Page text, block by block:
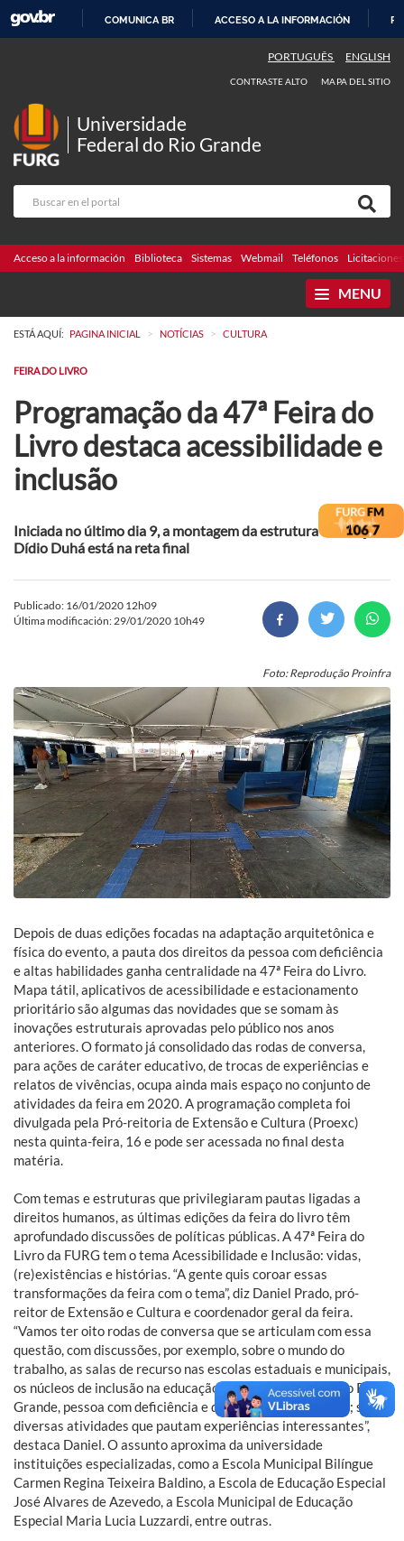
CONTENIDO
COMUNICA BR ACCESO A LA INFORMACIÓN
PORTUGUÊS ENGLISH
CONTRASTE ALTO MAPA DEL SITIO
Universidade
Federal do Rio Grande
Acceso a la información Biblioteca Sistemas Webmail Teléfonos Licitaciones
MENU
ESTÁ AQUÍ: PAGINA INICIAL > NOTÍCIAS > CULTURA
FEIRA DO LIVRO
Programação da 47ª Feira do
Livro destaca acessibilidade e
inclusão
Iniciada no último dia 9, a montagem da estrutura na Praça
Dídio Duhá está na reta final
Publicado: 16/01/2020 12h09
Última modificación: 29/01/2020 10h49
Foto: Reprodução Proinfra
Depois de duas edições focadas na adaptação arquitetônica e
física do evento, a pauta dos direitos da pessoa com deficiência
e altas habilidades ganha centralidade na 47ª Feira do Livro.
Mapa tátil, aplicativos de acessibilidade e estacionamento
prioritário são algumas das novidades que se somam às
inovações estruturais aprovadas pelo público nos anos
anteriores. O formato já consolidado das rodas de conversa,
para ações de caráter educativo, de trocas de experiências e
relatos de vivências, ocupa ainda mais espaço no conjunto de
atividades da feira em 2020. A programação completa foi
divulgada pela Pró-reitoria de Extensão e Cultura (Proexc)
nesta quinta-feira, 16 e pode ser acessada no final desta
matéria.
Com temas e estruturas que privilegiaram pautas ligadas a
direitos humanos, as últimas edições da feira do livro têm
aprofundado discussões de políticas públicas. A 47ª Feira do
Livro da FURG tem o tema Acessibilidade e Inclusão: vidas,
(re)existências e histórias. “A gente quis coroar essas
transformações da feira com o tema”, diz Daniel Prado, pró-
reitor de Extensão e Cultura e coordenador geral da feira.
“Vamos ter oito rodas de conversa que se articulam com essa
questão, com discussões, por exemplo, sobre o mundo do
trabalho, as salas de recurso nas escolas estaduais e municipais,
os núcleos de inclusão na educação básica no município do Rio
Grande, pessoa com deficiência e desporto, arte e cultura; são
diversas atividades que pautam experiências interessantes”,
destaca Daniel. O assunto aproxima da universidade
instituições especializadas, como a Escola Municipal Bilíngue
Carmen Regina Teixeira Baldino, a Escola de Educação Especial
José Alvares de Azevedo, a Escola Municipal de Educação
Especial Maria Lucia Luzzardi, entre outras.